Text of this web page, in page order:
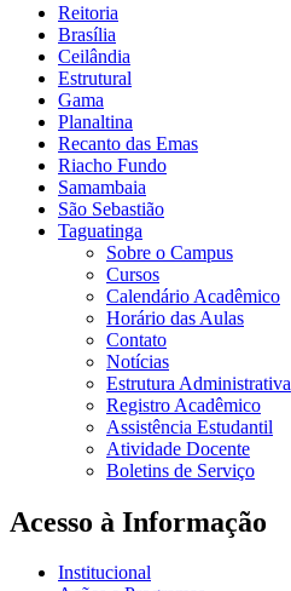
Reitoria
Brasília
Ceilândia
Estrutural
Gama
Planaltina
Recanto das Emas
Riacho Fundo
Samambaia
São Sebastião
Taguatinga
Sobre o Campus
Cursos
Calendário Acadêmico
Horário das Aulas
Contato
Notícias
Estrutura Administrativa
Registro Acadêmico
Assistência Estudantil
Atividade Docente
Boletins de Serviço
Acesso à Informação
Institucional